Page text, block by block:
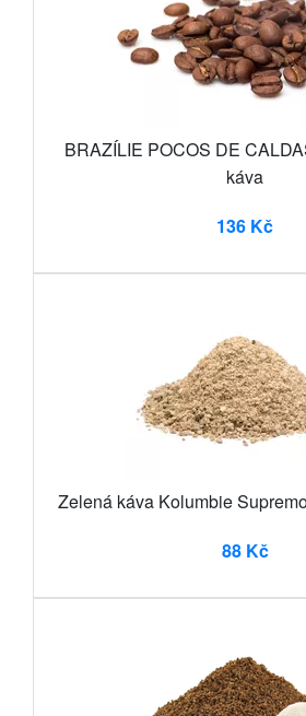
BRAZÍLIE POCOS DE
káva
136 Kč
Zelená káva Kolumbie
88 Kč